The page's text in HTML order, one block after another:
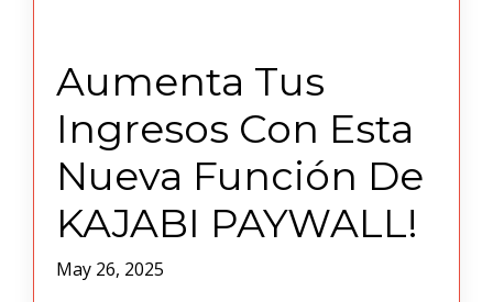
Aumenta Tus
Ingresos Con Esta
Nueva Función De
KAJABI PAYWALL!
May 26, 2025